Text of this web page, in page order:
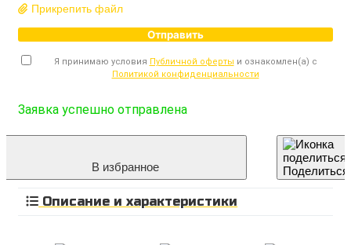
Прикрепить файл
Отправить
Я принимаю условия Публичной оферты и ознакомлен(а) с
Политикой конфиденциальности
Заявка успешно отправлена
В избранное Поделиться
Описание и характеристики